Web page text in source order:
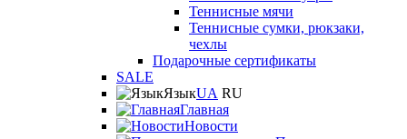
Теннисные мячи
Теннисные сумки, рюкзаки,
чехлы
Подарочные сертификаты
SALE
ЯзыкUA RU
Главная
Новости